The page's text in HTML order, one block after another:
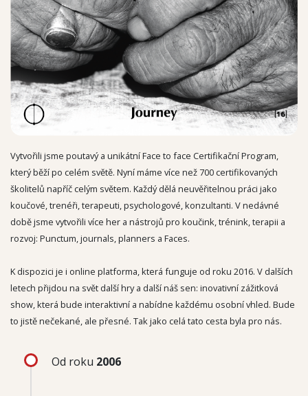
Vytvořili jsme poutavý a unikátní Face to face Certifikační Program,
který běží po celém světě. Nyní máme více než 700 certifikovaných
školitelů napříč celým světem. Každý dělá neuvěřitelnou práci jako
koučové, trenéři, terapeuti, psychologové, konzultanti. V nedávné
době jsme vytvořili více her a nástrojů pro koučink, trénink, terapii a
rozvoj: Punctum, journals, planners a Faces.
K dispozici je i online platforma, která funguje od roku 2016. V dalších
letech přijdou na svět další hry a další náš sen: inovativní zážitková
show, která bude interaktivní a nabídne každému osobní vhled. Bude
to jistě nečekané, ale přesné. Tak jako celá tato cesta byla pro nás.
Od roku 2006